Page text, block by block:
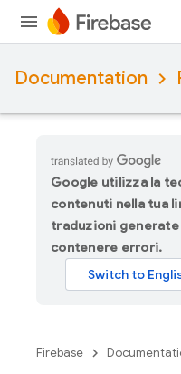
Documentation
Google utilizza la
contenuti nella tua
traduzioni
contenere errori.
Firebase